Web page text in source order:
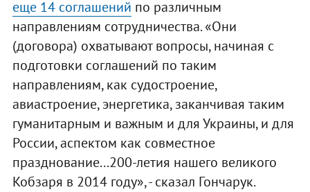
еще 14 соглашений по различным
направлениям сотрудничества. «Они
(договора) охватывают вопросы, начиная с
подготовки соглашений по таким
направлениям, как судостроение,
авиастроение, энергетика, заканчивая таким
гуманитарным и важным и для Украины, и для
России, аспектом как совместное
празднование...200-летия нашего великого
Кобзаря в 2014 году», - сказал Гончарук.